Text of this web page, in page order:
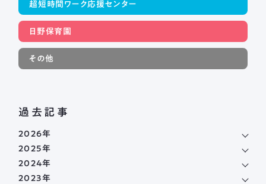
超短時間ワーク応援センター
日野保育園
その他
過去記事
2026年
2025年
2024年
2023年